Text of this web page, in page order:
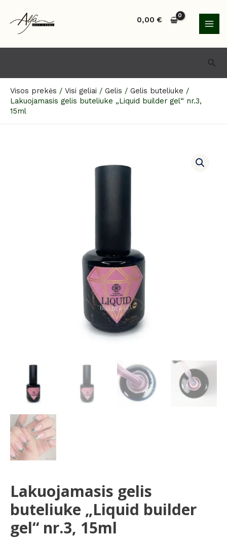
turinio
0,00€
Visos prekės / Visi geliai / Gelis / Gelis buteliuke /
Lakuojamasis gelis buteliuke „Liquid builder gel“ nr.3,
15ml
Lakuojamasis gelis
buteliuke „Liquid builder
gel“ nr.3, 15ml